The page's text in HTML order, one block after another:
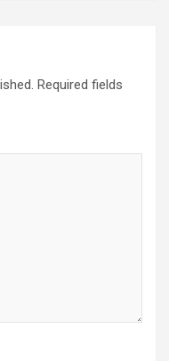
Required fields